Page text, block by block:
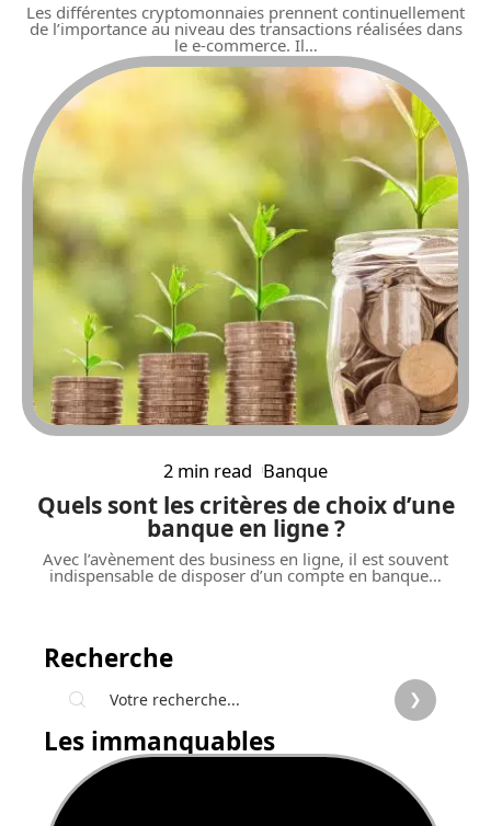
Les différentes cryptomonnaies prennent continuellement
de l’importance au niveau des transactions réalisées dans
le e-commerce. Il…
2 min read Banque
Quels sont les critères de choix d’une
banque en ligne ?
Avec l’avènement des business en ligne, il est souvent
indispensable de disposer d’un compte en banque…
Recherche
Les immanquables